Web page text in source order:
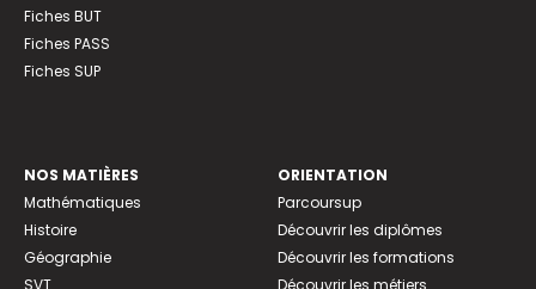
Fiches BUT
Fiches PASS
Fiches SUP
NOS MATIÈRES
Mathématiques
Histoire
Géographie
SVT
ORIENTATION
Parcoursup
Découvrir les diplômes
Découvrir les formations
Découvrir les métiers